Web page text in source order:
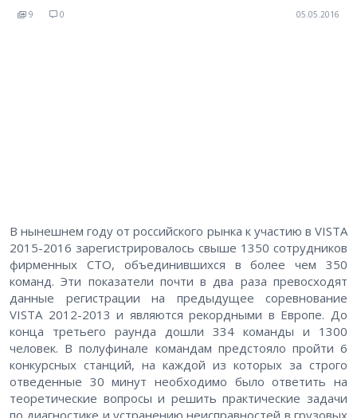
9 0 05.05.2016
В нынешнем году от российского рынка к участию в VISTA
2015-2016 зарегистрировалось свыше 1350 сотрудников
фирменных СТО, объединившихся в более чем 350
команд. Эти показатели почти в два раза превосходят
данные регистрации на предыдущее соревнование
VISTA 2012-2013 и являются рекордными в Европе. До
конца третьего раунда дошли 334 команды и 1300
человек. В полуфинале командам предстояло пройти 6
конкурсных станций, на каждой из которых за строго
отведенные 30 минут необходимо было ответить на
теоретические вопросы и решить практические задачи
по диагностике и устранению неисправностей в грузовых